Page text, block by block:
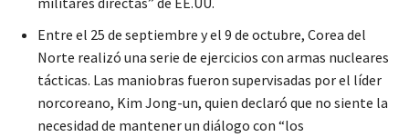
Entre el 25 de septiembre y el 9 de octubre, Corea del
Norte realizó una serie de ejercicios con armas nucleares
tácticas. Las maniobras fueron supervisadas por el líder
norcoreano, Kim Jong-un, quien declaró que no siente la
necesidad de mantener un diálogo con “los